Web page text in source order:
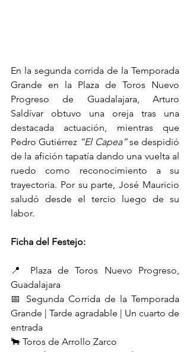
En la segunda corrida de la Temporada
Grande en la Plaza de Toros Nuevo
Progreso de Guadalajara, Arturo
Saldívar obtuvo una oreja tras una
destacada actuación, mientras que
Pedro Gutiérrez “El Capea” se despidió
de la afición tapatía dando una vuelta al
ruedo como reconocimiento a su
trayectoria. Por su parte, José Mauricio
saludó desde el tercio luego de su
labor.
Ficha del Festejo:
📍 Plaza de Toros Nuevo Progreso,
Guadalajara
📅 Segunda Corrida de la Temporada
Grande | Tarde agradable | Un cuarto de
entrada
🐂 Toros de Arrollo Zarco